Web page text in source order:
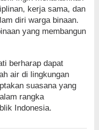
kerja sama, dan
diri warga binaan.
yang membangun
berharap dapat
air di lingkungan
suasana yang
rangka
Indonesia.